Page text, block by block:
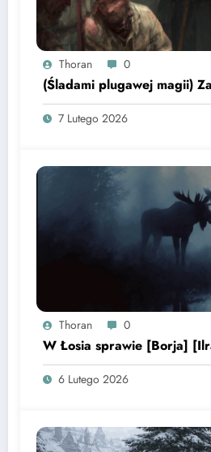
Thoran 0
(Śladami plugawej magii)
7 Lutego 2026
Thoran 0
W Łosia sprawie [Borja]
6 Lutego 2026